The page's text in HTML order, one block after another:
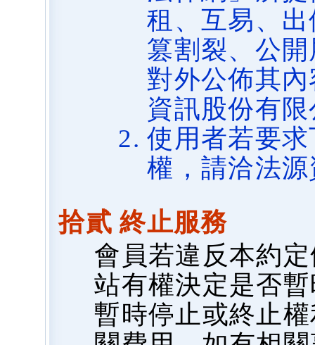
租、互易、
篡割裂、公
對外公佈其
資訊股份有
使用者若要
權，請洽法
拾貳 終止服務
會員若違反本約
站有權決定是否
暫時停止或終止